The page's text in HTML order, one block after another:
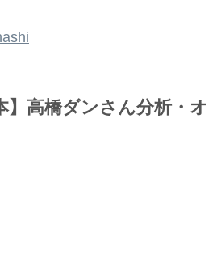
】高橋ダンさん分析・オ